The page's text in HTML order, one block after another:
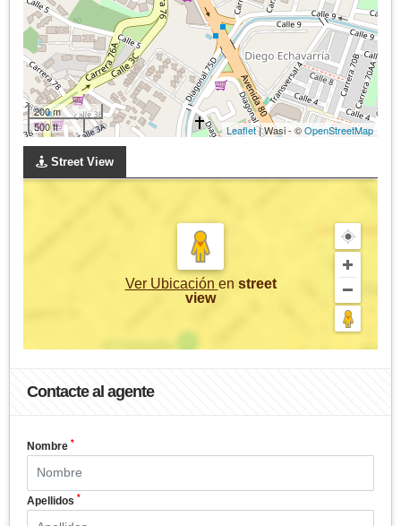
200 m
500 ft
Leaflet| Wasi - ©OpenStreetMap
Street View
Ver Ubicación en street
view
Contacte al agente
Nombre *
Apellidos *